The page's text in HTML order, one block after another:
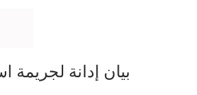
بيان إدانة